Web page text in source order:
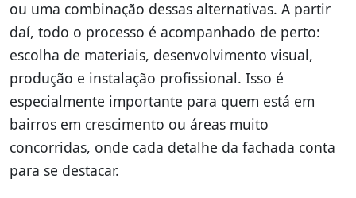
ou uma combinação dessas alternativas. A partir
daí, todo o processo é acompanhado de perto:
escolha de materiais, desenvolvimento visual,
produção e instalação profissional. Isso é
especialmente importante para quem está em
bairros em crescimento ou áreas muito
concorridas, onde cada detalhe da fachada conta
para se destacar.